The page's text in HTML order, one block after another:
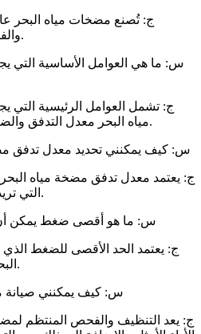
ج: تُصنع مضخات مياه البحر
والفولاذ المقاوم للصدأ والبلاستيك.
س: ما هي العوامل الأساسية التي
ج: تشمل العوامل الرئيسية التي
مياه البحر معدل التدفق والضغط والقدرة والمتانة والكفاءة.
س: كيف يمكنني تحديد معدل تدفق
ج: يعتمد معدل تدفق مضخة مياه البحر
التي تريد نقلها خلال فترة زمنية معينة.
س: ما هو أقصى ضغط يمكن أن
ج: يعتمد الحد الأقصى للضغط
البحر على تصميم المضخة وبنائها.
س: كيف يمكنني صيانة
ج: يعد التنظيف والفحص المنتظم